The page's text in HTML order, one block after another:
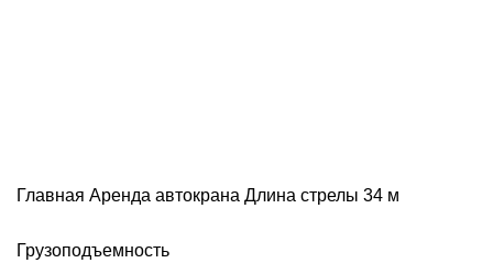
Главная Аренда автокрана Длина стрелы 34 м
Грузоподъемность